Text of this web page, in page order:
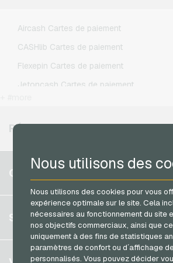
Nous utilisons des
Nous utilisons des cookies pour vous
expérience optimale sur le site. Cela
nécessaires au fonctionnement du site
nos objectifs commerciaux, ainsi que
uniquement à des fins de statistiques
paramètres de confort ou d´affichage
personnalisés. Vous pouvez décider
Aircash Cartes de paiement
CASHlib Cartes de paiement
Flexepin Cartes de paiement
Jetoncash Cartes de paiement
Neosurf Cartes de paiement
PCS Cartes de paiement
Razer Gold Cartes de paiement
Transcash Cartes de paiement
RÉGIONS DISPONIBLES
Belgique
Allemagne (DE)
Allemagne (EN)
France
Italie
COMPTE
S´inscrire
S´inscrire
Mon panier
SERVICE
FAQ